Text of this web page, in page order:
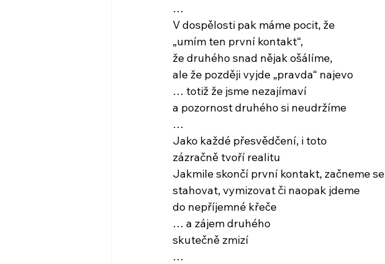
…
V dospělosti pak máme pocit, že
„umím ten první kontakt“,
že druhého snad nějak ošálíme,
ale že později vyjde „pravda“ najevo
… totiž že jsme nezajímaví
a pozornost druhého si neudržíme
…
Jako každé přesvědčení, i toto
zázračně tvoří realitu
Jakmile skončí první kontakt, začneme se
stahovat, vymizovat či naopak jdeme
do nepříjemné křeče
… a zájem druhého
skutečně zmizí
…